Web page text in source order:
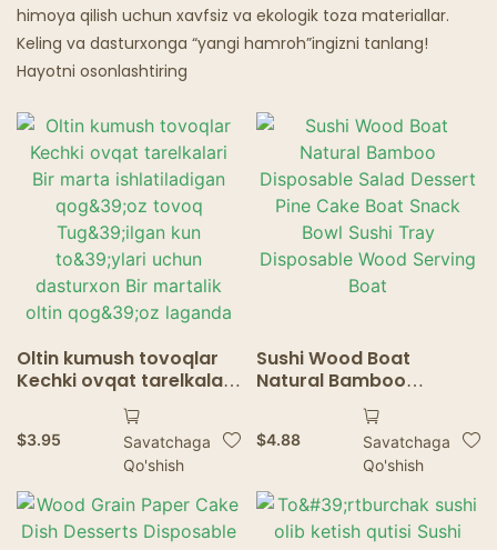
himoya qilish uchun xavfsiz va ekologik toza materiallar.
Keling va dasturxonga “yangi hamroh”ingizni tanlang!
Hayotni osonlashtiring
Oltin kumush tovoqlar
Kechki ovqat tarelkalari
Bir marta ishlatiladigan
qog&39;oz tovoq
Tug&39;ilgan kun
to&39;ylari uchun
dasturxon Bir martalik
oltin qog&39;oz
laganda
$3.95
Savatchaga
Qo'shish
Sushi Wood Boat
Natural Bamboo
Disposable Salad
Dessert Pine Cake Boat
Snack Bowl Sushi Tray
Disposable Wood
Serving Boat
$4.88
Savatchaga
Qo'shish